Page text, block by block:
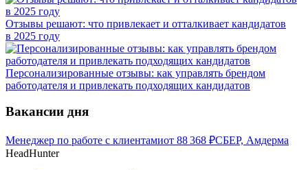
Отзывы решают: что привлекает и отталкивает кандидатов
в 2025 году
Персонализированные отзывы: как управлять брендом
работодателя и привлекать подходящих кандидатов
Вакансии дня
Менеджер по работе с клиентамиот 88 368 ₽СБЕР, Амдерма
HeadHunter